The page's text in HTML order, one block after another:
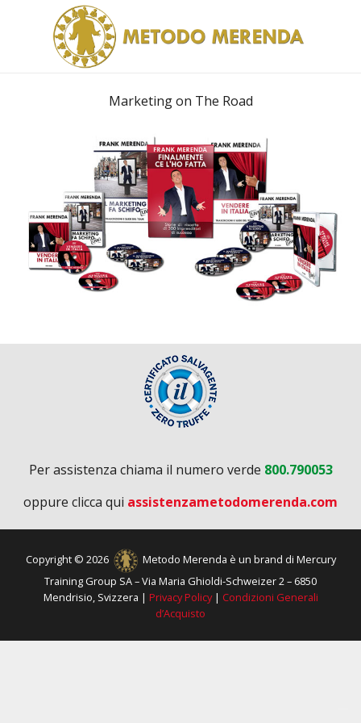
Marketing on The Road
Per assistenza chiama il numero verde 800.790053
oppure clicca qui assistenzametodomerenda.com
Copyright © 2026
Metodo Merenda è un brand di Mercury
Training Group SA – Via Maria Ghioldi-Schweizer 2 – 6850
Mendrisio, Svizzera | Privacy Policy| Condizioni Generali
d’Acquisto